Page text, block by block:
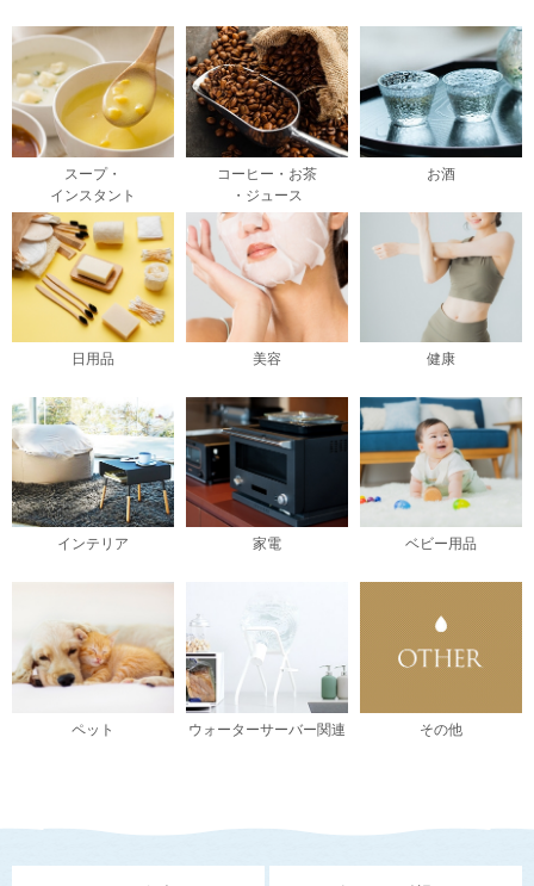
スープ・
インスタント
コーヒー・お茶
・ジュース
お酒
日用品 美容 健康
インテリア 家電 ベビー用品
ペット ウォーターサーバー関連 その他